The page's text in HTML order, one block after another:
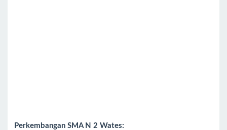
Perkembangan SMA N 2 Wates: